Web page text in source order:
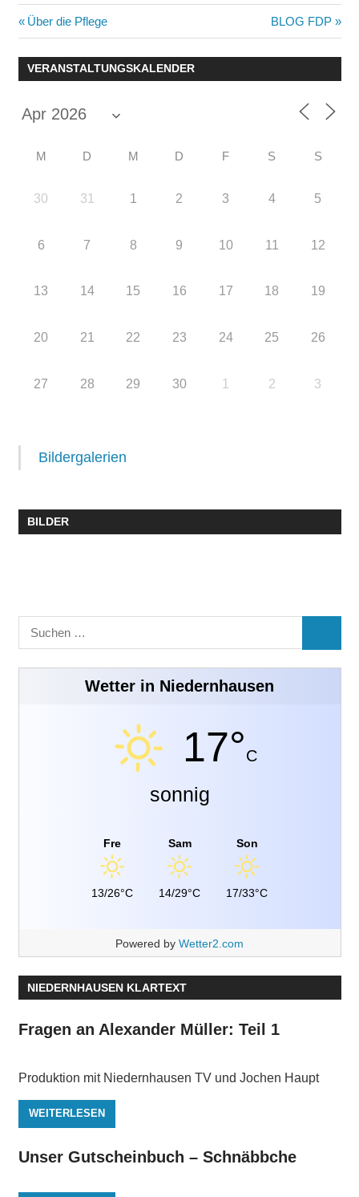
Beitragsnavigation
Vorheriger
Beitrag:
Über die Pflege
Nächster
Beitrag:
BLOG FDP
VERANSTALTUNGSKALENDER
M D M D F S S
30 31 1 2 3 4 5
6 7 8 9 10 11 12
13 14 15 16 17 18 19
20 21 22 23 24 25 26
27 28 29 30 1 2 3
Bildergalerien
BILDER
Suchen
nach:
Wetter in Niedernhausen
17°C
sonnig
Fre
13/26°C
Sam
14/29°C
Son
17/33°C
Powered by Wetter2.com
NIEDERNHAUSEN KLARTEXT
Fragen an Alexander Müller: Teil 1
Produktion mit Niedernhausen TV und Jochen Haupt
WEITERLESEN
Unser Gutscheinbuch – Schnäbbche